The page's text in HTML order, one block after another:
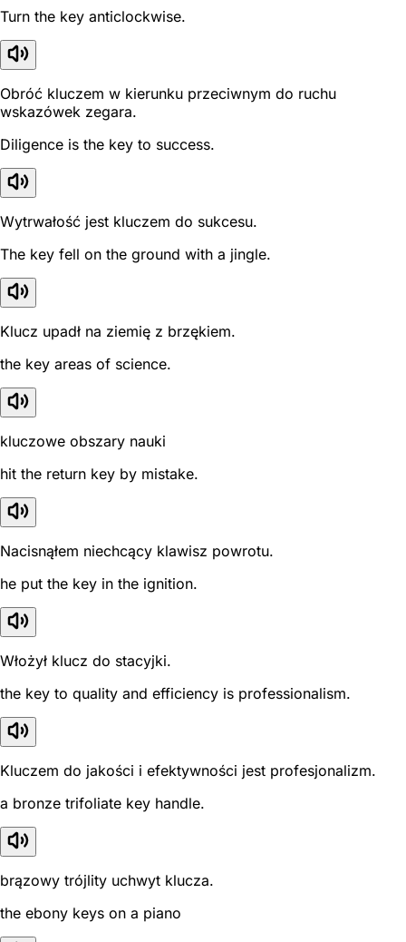
Turn the key anticlockwise.
Obróć kluczem w kierunku przeciwnym do ruchu
wskazówek zegara.
Diligence is the key to success.
Wytrwałość jest kluczem do sukcesu.
The key fell on the ground with a jingle.
Klucz upadł na ziemię z brzękiem.
the key areas of science.
kluczowe obszary nauki
hit the return key by mistake.
Nacisnąłem niechcący klawisz powrotu.
he put the key in the ignition.
Włożył klucz do stacyjki.
the key to quality and efficiency is professionalism.
Kluczem do jakości i efektywności jest profesjonalizm.
a bronze trifoliate key handle.
brązowy trójlity uchwyt klucza.
the ebony keys on a piano